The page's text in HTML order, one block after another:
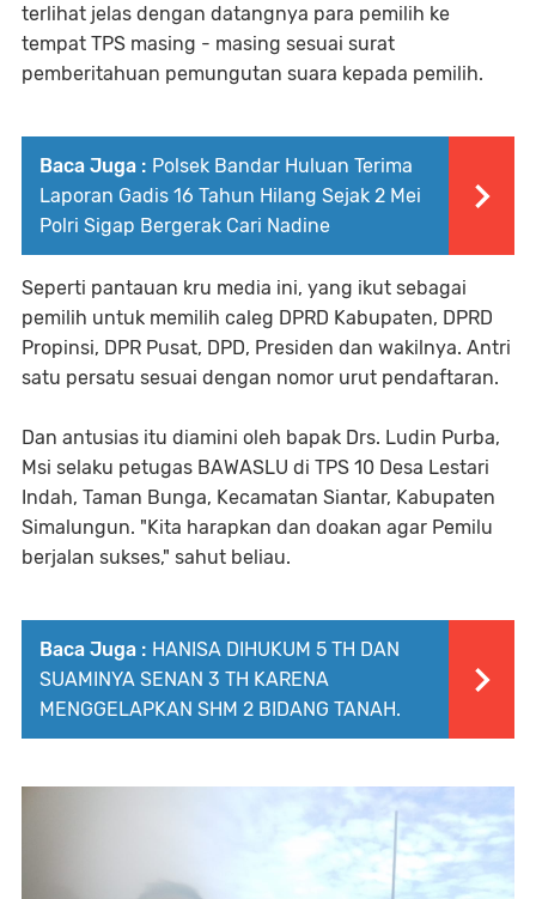
terlihat jelas dengan datangnya para pemilih ke
tempat TPS masing - masing sesuai surat
pemberitahuan pemungutan suara kepada pemilih.
Baca Juga : Polsek Bandar Huluan Terima
Laporan Gadis 16 Tahun Hilang Sejak 2 Mei
Polri Sigap Bergerak Cari Nadine
Seperti pantauan kru media ini, yang ikut sebagai
pemilih untuk memilih caleg DPRD Kabupaten, DPRD
Propinsi, DPR Pusat, DPD, Presiden dan wakilnya. Antri
satu persatu sesuai dengan nomor urut pendaftaran.
Dan antusias itu diamini oleh bapak Drs. Ludin Purba,
Msi selaku petugas BAWASLU di TPS 10 Desa Lestari
Indah, Taman Bunga, Kecamatan Siantar, Kabupaten
Simalungun. "Kita harapkan dan doakan agar Pemilu
berjalan sukses," sahut beliau.
Baca Juga : HANISA DIHUKUM 5 TH DAN
SUAMINYA SENAN 3 TH KARENA
MENGGELAPKAN SHM 2 BIDANG TANAH.